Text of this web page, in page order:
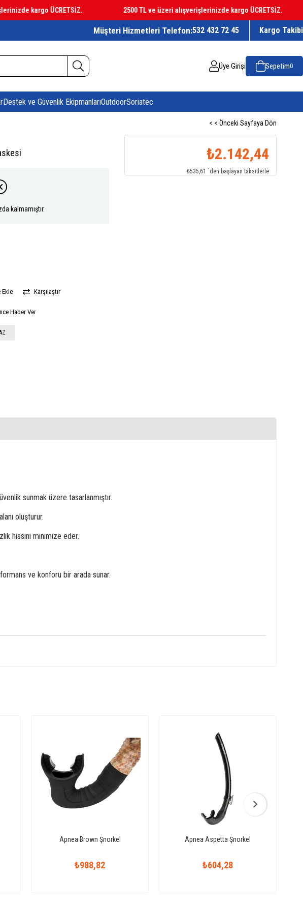
kargo ÜCRETSİZ. 2500 TL ve üzeri alışverişlerinizde kargo ÜCRETSİZ.
Müşteri Hizmetleri Telefon:532 432 72 45 Kargo Takibi
Üye Girişi Sepetim0
Destek ve Güvenlik EkipmanlarıOutdoorSoriatec
< < Önceki Sayfaya Dön
kalmamıştır.
Ekle Karşılaştır
Haber Ver
₺2.142,44
₺535,61 `den başlayan taksitlerle
sunmak üzere tasarlanmıştır.
oluşturur.
hissini minimize eder.
ve konforu bir arada sunar.
Apnea Brown Şnorkel
₺988,82
Apnea Aspetta Şnorkel
₺604,28